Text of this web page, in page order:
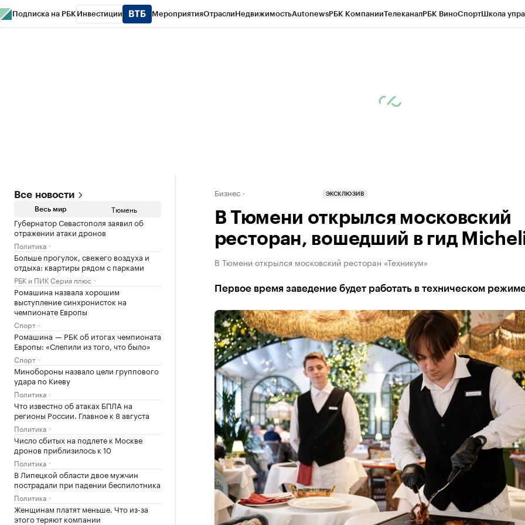
Подписка на РБК Инвестиции МероприятияОтраслиНедвижимостьAutonewsРБК КомпанииТелеканалРБК ВиноСпортШкола
Все новости
Весь мир Тюмень
Губернатор Севастополя заявил об
отражении атаки дронов
Политика
Больше прогулок, свежего воздуха и
отдыха: квартиры рядом с парками
РБК и ПИК Серия плюс
Ромашина назвала хорошим
выступление синхронисток на
чемпионате Европы
Спорт
Ромашина — РБК об итогах чемпионата
Европы: «Слепили из того, что было»
Спорт
Минобороны назвало цели группового
удара по Киеву
Политика
Что известно об атаках БПЛА на
регионы России. Главное к 8 августа
Политика
Число сбитых на подлете к Москве
дронов приблизилось к 10
Политика
В Липецкой области двое мужчин
пострадали при падении беспилотника
Политика
Женщинам платят меньше. Что из-за
этого теряют компании
Бизнес ЭКСКЛЮЗИВ
В Тюмени открылся московский
ресторан, вошедший в гид
В Тюмени открылся московский ресторан «Техникум»
Первое время заведение будет работать в техническом